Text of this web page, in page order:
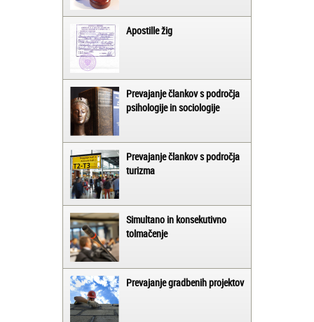
Apostille žig
Prevajanje člankov s področja
psihologije in sociologije
Prevajanje člankov s področja
turizma
Simultano in konsekutivno
tolmačenje
Prevajanje gradbenih projektov